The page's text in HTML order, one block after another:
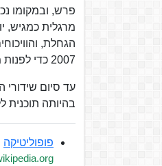
פרש, ובמקומו
מרגלית כמגיש,
הגחלת,
2007 כדי לפנות מקום לתוכנית "הישרדות". התוכנית שבה ביולי 2008 ללא טומי לפיד המנוח וללא אמנון דנקנר שעזב.
עד סיום
בהיותה תוכנית
פופוליטיקה